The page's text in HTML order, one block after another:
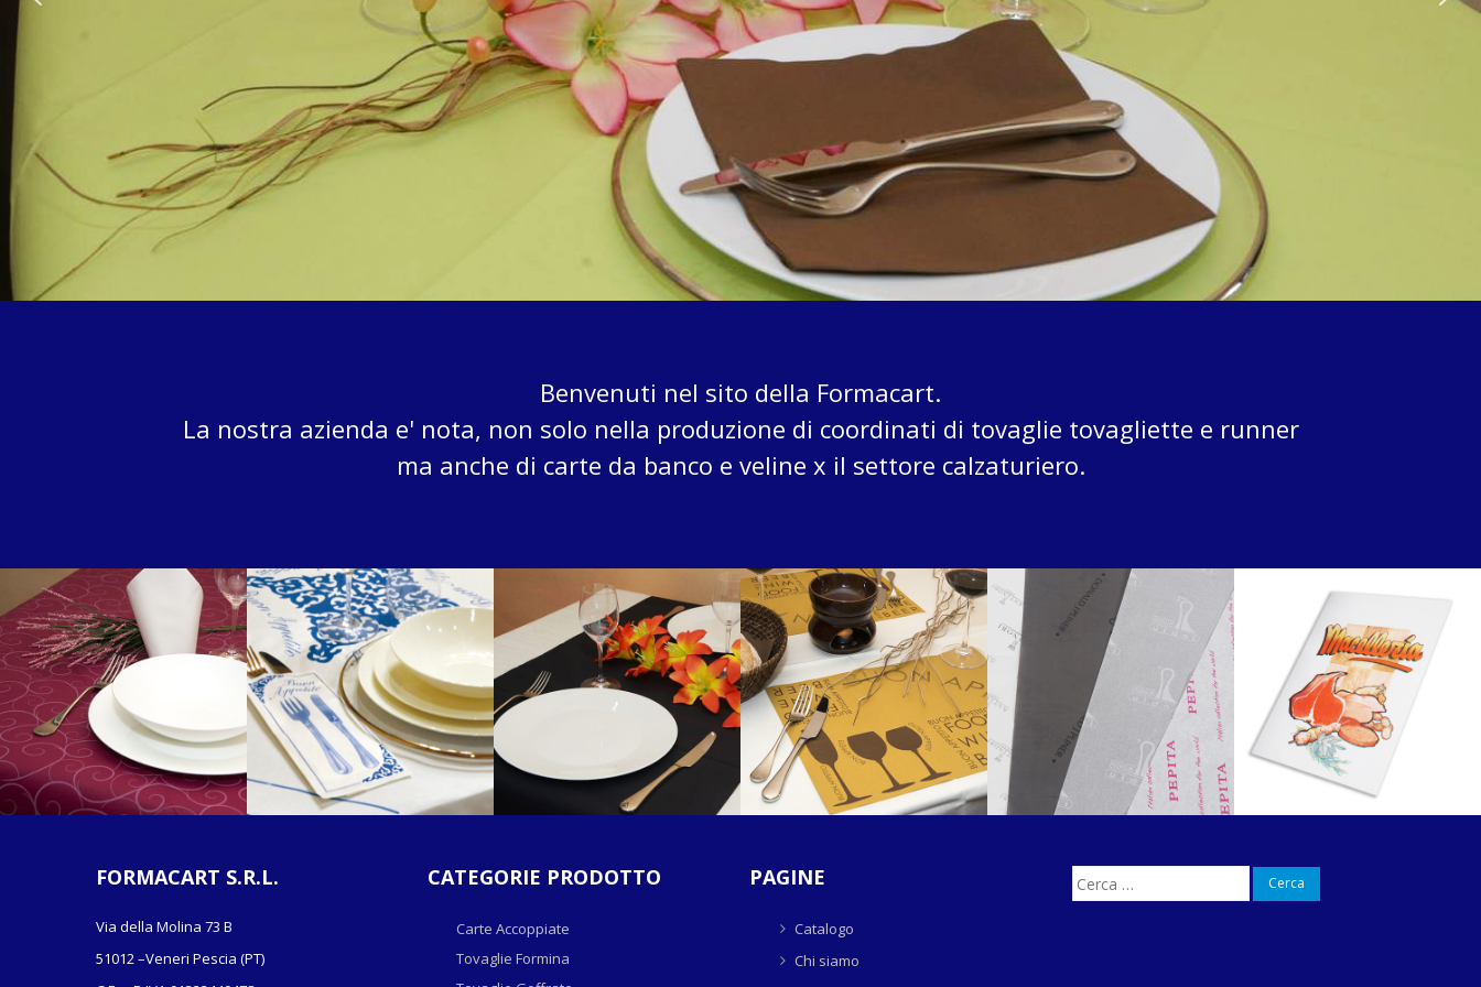
Benvenuti nel sito della Formacart.
La nostra azienda e' nota, non solo nella produzione di coordinati di tovaglie tovagliette e runner
ma anche di carte da banco e veline x il settore calzaturiero.
TOVAGLIE
FORMINA
GOFFRATE
TOVAGLIETTE
FORMETTA -
RUNNER
TOVAGLIETTE VELINE
ACCOPPIATE
FORMACART S.R.L.
Via della Molina 73 B
51012 –Veneri Pescia (PT)
CATEGORIE PRODOTTO
Carte Accoppiate
Tovaglie Formina
PAGINE
Catalogo
Chi siamo
Ricerca
per: